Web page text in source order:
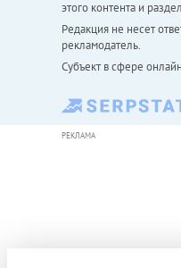
этого контента и
Редакция не несет
рекламодатель.
Субъект в сфере
РЕКЛАМА